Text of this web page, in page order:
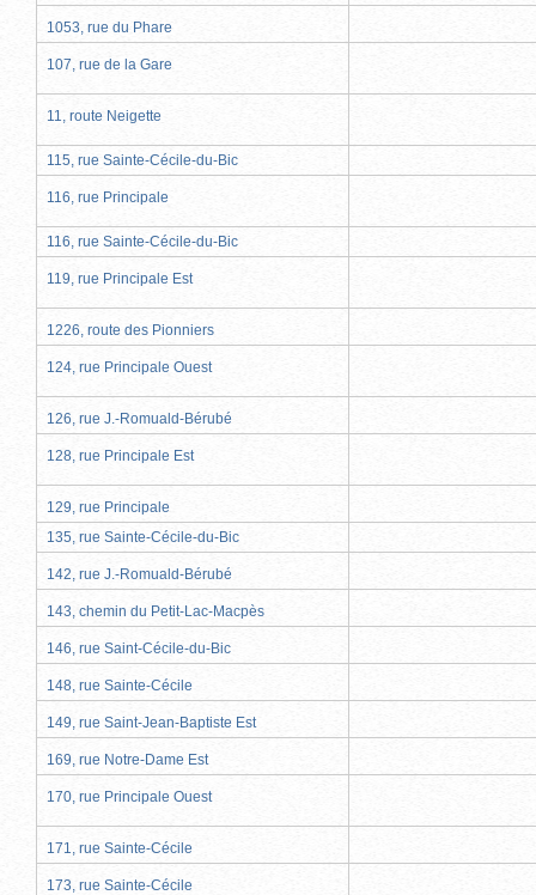
1053, rue du Phare
107, rue de la Gare
11, route Neigette
115, rue Sainte-Cécile-du-Bic
116, rue Principale
116, rue Sainte-Cécile-du-Bic
119, rue Principale Est
1226, route des Pionniers
124, rue Principale Ouest
126, rue J.-Romuald-Bérubé
128, rue Principale Est
129, rue Principale
135, rue Sainte-Cécile-du-Bic
142, rue J.-Romuald-Bérubé
143, chemin du Petit-Lac-Macpès
146, rue Saint-Cécile-du-Bic
148, rue Sainte-Cécile
149, rue Saint-Jean-Baptiste Est
169, rue Notre-Dame Est
170, rue Principale Ouest
171, rue Sainte-Cécile
173, rue Sainte-Cécile